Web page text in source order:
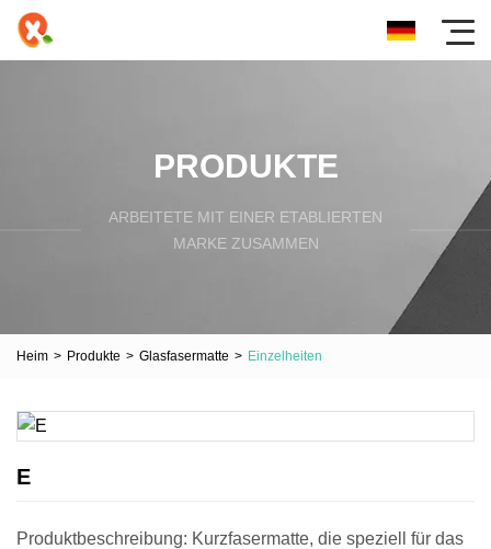
PRODUKTE
ARBEITETE MIT EINER ETABLIERTEN
MARKE ZUSAMMEN
Heim > Produkte > Glasfasermatte > Einzelheiten
E
Produktbeschreibung: Kurzfasermatte, die speziell für das